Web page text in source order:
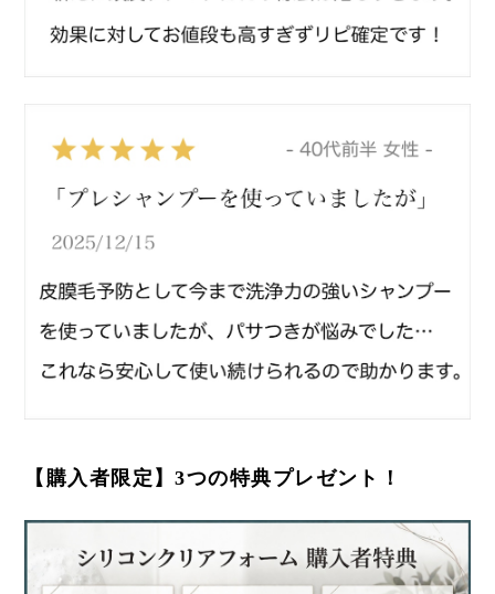
【購入者限定】3つの特典プレゼント！